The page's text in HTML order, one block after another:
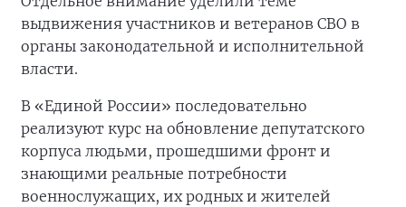
выдвижения участников и ветеранов СВО в
органы законодательной и исполнительной
власти.
В «Единой России» последовательно
реализуют курс на обновление депутатского
корпуса людьми, прошедшими фронт и
знающими реальные потребности
военнослужащих, их родных и жителей